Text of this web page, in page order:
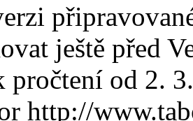
ještě před
pročtení od 2.
http://